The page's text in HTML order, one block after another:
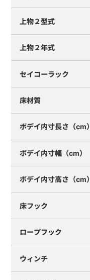
上物２型式
上物２年式
セイコーラック
床材質
ボデイ内寸長さ（cm）
ボデイ内寸幅（cm）
ボデイ内寸高さ（cm）
床フック
ロープフック
ウィンチ